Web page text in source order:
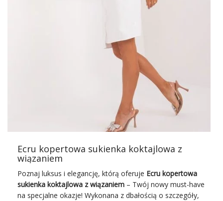
mankiety, kołnierzyk i rzędy guzików, które nawiązują do
detalach, ale zachowują jej esencję elegancji i
wszechstronności. Mogą być wykonane z różnorodnych
materiałów, takich jak jedwab, bawełna, wełna czy
syntetyki, co pozwala na dobór odpowiedniej sukienki do
pory roku i okazji. Długość sukienki może się również
różnić – od mini po maxi, co sprawia, że jest odpowiednia
Ecru kopertowa sukienka koktajlowa z
wiązaniem
Poznaj luksus i elegancję, którą oferuje Ecru kopertowa
sukienka koktajlowa z wiązaniem – Twój nowy must-have
na specjalne okazje! Wykonana z dbałością o szczegóły,